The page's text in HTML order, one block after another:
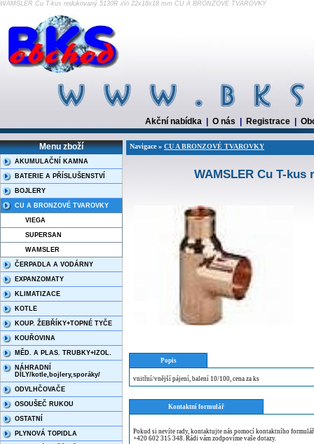
WAMSLER Cu T-kus redukovaný 5130R i/i/i 22x18x18 mm CU A BRONZOVÉ TVAROVKY
Akční nabídka O nás Registrace
Menu zboží
AKUMULAČNÍ KAMNA
BATERIE A PŘÍSLUŠENSTVÍ
BOJLERY
CU A BRONZOVÉ TVAROVKY
VIEGA
SUPERSAN
WAMSLER
ČERPADLA A VODÁRNY
EXPANZOMATY
KLIMATIZACE
KOTLE
KOUP. ŽEBŘÍKY+TOPNÉ TYČE
KOUŘOVINA
MĚD. A PLAS. TRUBKY+IZOL.
NÁHRADNÍ
DÍLY/kotle,bojlery,sporáky/
ODVLHČOVAČE
OSOUŠEČ RUKOU
OSTATNÍ
PLYNOVÁ TOPIDLA
Navigace » CU A BRONZOVÉ TVAROVKY
WAMSLER Cu T-kus
Popis
vnitřní/vnější pájení, balení 10/100, cena za ks
Kontaktní formulář
Pokud si nevíte rady, kontaktujte nás pomocí kontaktního
+420 602 315 348. Rádi vám zodpovíme vaše dotazy.